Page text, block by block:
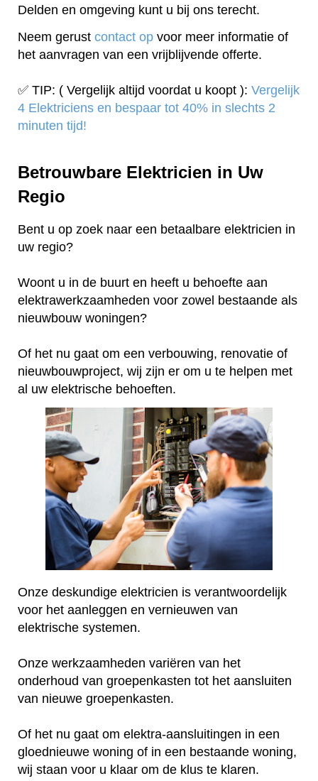
Delden en omgeving kunt u bij ons terecht.
Neem gerust contact op voor meer informatie of
het aanvragen van een vrijblijvende offerte.
✅ TIP: ( Vergelijk altijd voordat u koopt ): Vergelijk
4 Elektriciens en bespaar tot 40% in slechts 2
minuten tijd!
Betrouwbare Elektricien in Uw
Regio
Bent u op zoek naar een betaalbare elektricien in
uw regio?
Woont u in de buurt en heeft u behoefte aan
elektrawerkzaamheden voor zowel bestaande als
nieuwbouw woningen?
Of het nu gaat om een verbouwing, renovatie of
nieuwbouwproject, wij zijn er om u te helpen met
al uw elektrische behoeften.
Onze deskundige elektricien is verantwoordelijk
voor het aanleggen en vernieuwen van
elektrische systemen.
Onze werkzaamheden variëren van het
onderhoud van groepenkasten tot het aansluiten
van nieuwe groepenkasten.
Of het nu gaat om elektra-aansluitingen in een
gloednieuwe woning of in een bestaande woning,
wij staan voor u klaar om de klus te klaren.